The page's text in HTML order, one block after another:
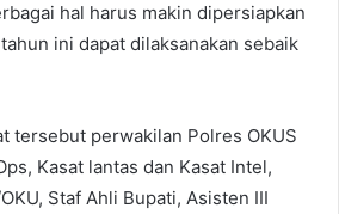
hal harus makin dipersiapkan
ini dapat dilaksanakan sebaik
tersebut perwakilan Polres OKUS
Kasat lantas dan Kasat Intel,
Staf Ahli Bupati, Asisten III